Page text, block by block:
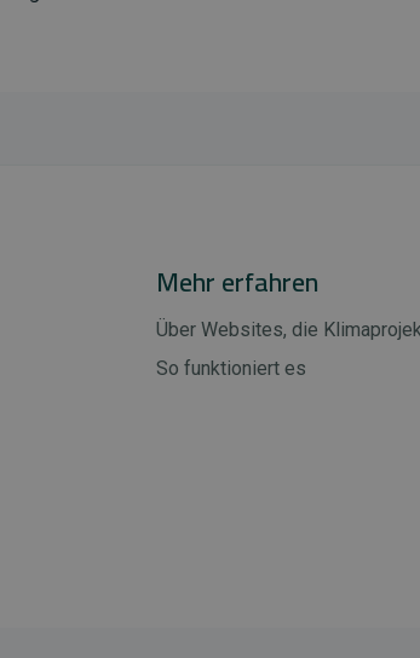
Mehr erfahren
Über Websites, die
So funktioniert es